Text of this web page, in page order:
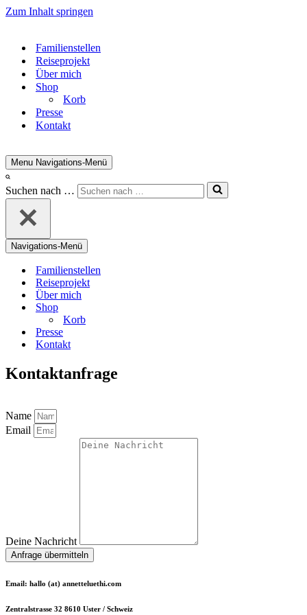
Zum Inhalt springen
Familienstellen
Reiseprojekt
Über mich
Shop
Korb
Presse
Kontakt
Menu Navigations-Menü
Suchen nach …
Navigations-Menü
Familienstellen
Reiseprojekt
Über mich
Shop
Korb
Presse
Kontakt
Kontaktanfrage
Name
Email
Deine Nachricht
Anfrage übermitteln
Email: hallo (at) annetteluethi.com
Zentralstrasse 32 8610 Uster / Schweiz